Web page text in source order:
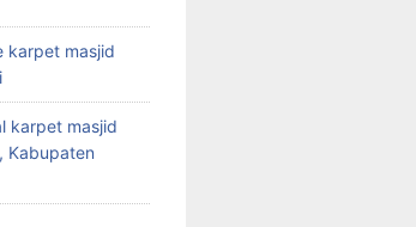
karpet masjid
karpet masjid
Kabupaten